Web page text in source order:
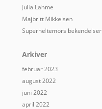
Julia Lahme
Majbritt Mikkelsen
Superheltemors bekendelser
Arkiver
februar 2023
august 2022
juni 2022
april 2022